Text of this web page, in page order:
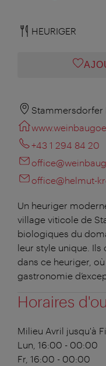
HEURIGER
Stammersdorfer
+43 1 294 84 20
office@helmut-
Un heuriger
village viticole de
biologiques du
leur style unique.
dans ce heuriger,
gastronomie
Horaires
Milieu Avril jusqu'à
Lun, 16:00 - 00:00
Fr, 16:00 - 00:00